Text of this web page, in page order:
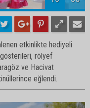
etkinlikte hediyeli
gösterileri, rölyef
ve Hacivat
eğlendi.